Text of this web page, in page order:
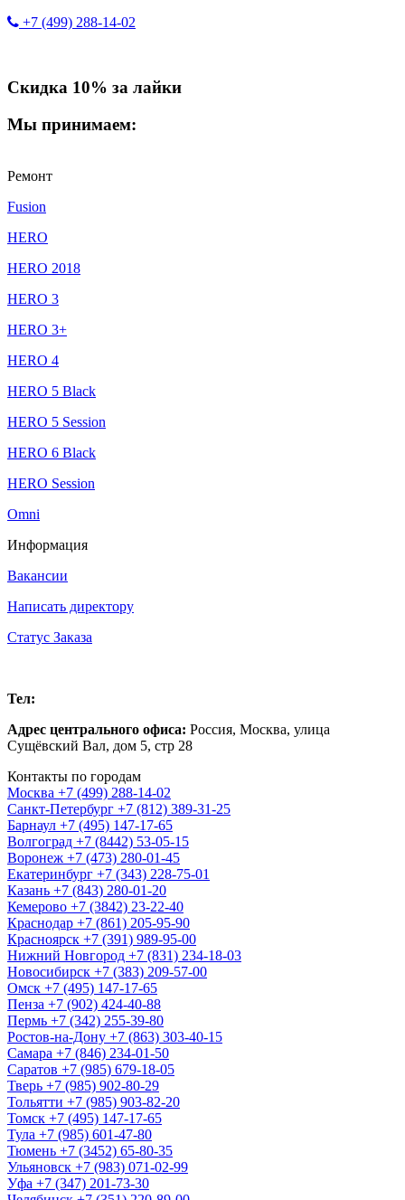
+7 (499) 288-14-02
Скидка 10% за лайки
Мы принимаем:
Ремонт
Fusion
HERO
HERO 2018
HERO 3
HERO 3+
HERO 4
HERO 5 Black
HERO 5 Session
HERO 6 Black
HERO Session
Omni
Информация
Вакансии
Написать директору
Статус Заказа
Тел:
Адрес центрального офиса: Россия, Москва, улица
Сущёвский Вал, дом 5, стр 28
Контакты по городам
Москва +7 (499) 288-14-02
Санкт-Петербург +7 (812) 389-31-25
Барнаул +7 (495) 147-17-65
Волгоград +7 (8442) 53-05-15
Воронеж +7 (473) 280-01-45
Екатеринбург +7 (343) 228-75-01
Казань +7 (843) 280-01-20
Кемерово +7 (3842) 23-22-40
Краснодар +7 (861) 205-95-90
Красноярск +7 (391) 989-95-00
Нижний Новгород +7 (831) 234-18-03
Новосибирск +7 (383) 209-57-00
Омск +7 (495) 147-17-65
Пенза +7 (902) 424-40-88
Пермь +7 (342) 255-39-80
Ростов-на-Дону +7 (863) 303-40-15
Самара +7 (846) 234-01-50
Саратов +7 (985) 679-18-05
Тверь +7 (985) 902-80-29
Тольятти +7 (985) 903-82-20
Томск +7 (495) 147-17-65
Тула +7 (985) 601-47-80
Тюмень +7 (3452) 65-80-35
Ульяновск +7 (983) 071-02-99
Уфа +7 (347) 201-73-30